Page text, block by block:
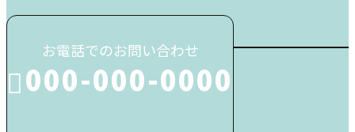
お電話でのお問い合わせ
000-000-0000